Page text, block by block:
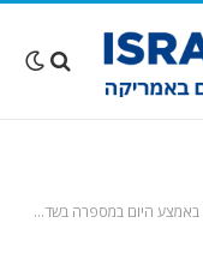
במספרה בשדרות מלרוז. צפו בסרטון